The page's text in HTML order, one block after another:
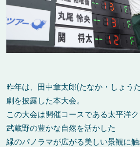
昨年は、田中章太郎(たなか・しょう
劇を披露した本大会。
この大会は開催コースである太平洋ク
武蔵野の豊かな自然を活かした
緑のパノラマが広がる美しい景観に